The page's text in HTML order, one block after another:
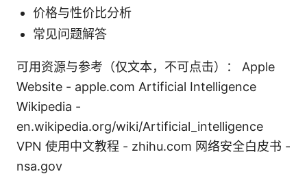
价格与性价比分析
常见问题解答
可用资源与参考（仅文本，不可点击）： Apple
Website - apple.com Artificial Intelligence
Wikipedia -
en.wikipedia.org/wiki/Artificial_intelligence
VPN 使用中文教程 - zhihu.com 网络安全白皮书 -
nsa.gov